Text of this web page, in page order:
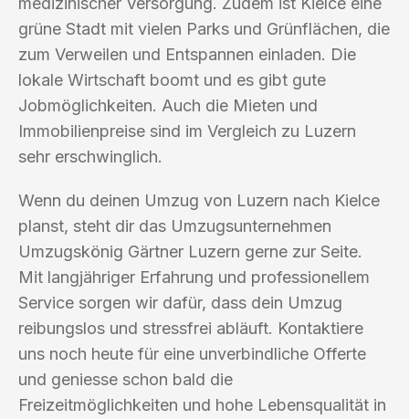
grüne Stadt mit vielen Parks und Grünflächen, die
zum Verweilen und Entspannen einladen. Die
lokale Wirtschaft boomt und es gibt gute
Jobmöglichkeiten. Auch die Mieten und
Immobilienpreise sind im Vergleich zu Luzern
sehr erschwinglich.
Wenn du deinen Umzug von Luzern nach Kielce
planst, steht dir das Umzugsunternehmen
Umzugskönig Gärtner Luzern gerne zur Seite.
Mit langjähriger Erfahrung und professionellem
Service sorgen wir dafür, dass dein Umzug
reibungslos und stressfrei abläuft. Kontaktiere
uns noch heute für eine unverbindliche Offerte
und geniesse schon bald die
Freizeitmöglichkeiten und hohe Lebensqualität in